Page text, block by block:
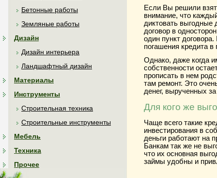
Бетонные работы
Земляные работы
Дизайн
Дизайн интерьера
Ландшафтный дизайн
Материалы
Инструменты
Строительная техника
Строительные инструменты
Мебель
Техника
Прочее
Если Вы решили
внимание, что
диктовать выгодные
договор в
один пункт
погашения кредита
Однако, даже когда
собственности
прописать в нем
там ремонт. Это
денег, вырученных
Для кого же
Чаще всего такие
инвестирования в
деньги работают на
Банкам так же не
что их основная
займы удобны и